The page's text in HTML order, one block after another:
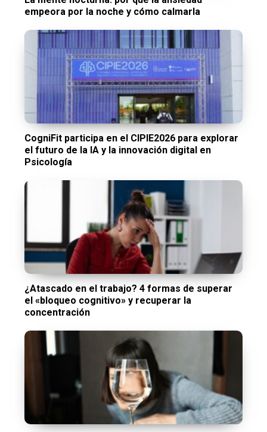
empeora por la noche y cómo calmarla
CogniFit participa en el CIPIE2026 para explorar
el futuro de la IA y la innovación digital en
Psicología
¿Atascado en el trabajo? 4 formas de superar
el «bloqueo cognitivo» y recuperar la
concentración